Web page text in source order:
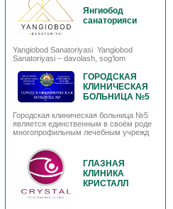
Янгиобод
санаторияси
Yangiobod Sanatoriyasi Yangiobod
Sanatoriyasi – davolash, sog’lom
ГОРОДСКАЯ
КЛИНИЧЕСКАЯ
БОЛЬНИЦА №5
Городская клиническая больница №5
является единственным в своём роде
многопрофильным лечебным учрежд
ГЛАЗНАЯ
КЛИНИКА
КРИСТАЛЛ